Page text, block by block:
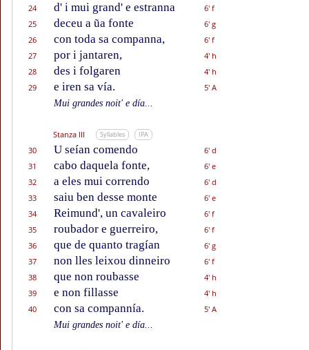
24
d' i mui grand' e estranna
6' f
25
deceu a ũa fonte
6' g
26
con toda sa companna,
6' f
27
por i jantaren,
4' h
28
des i folgaren
4' h
29
e iren sa vía.
5' A
Mui grandes noit' e día...
Stanza III Syllables IPA
30 U seían comendo
6' d
31
cabo daquela fonte,
6' e
32
a eles mui correndo
6' d
33
saiu ben desse monte
6' e
34
Reimund', un cavaleiro
6' f
35
roubador e guerreiro,
6' f
36
que de quanto tragían
6' g
37
non lles leixou dinneiro
6' f
38
que non roubasse
4' h
39
e non fillasse
4' h
40
con sa compannía.
5' A
Mui grandes noit' e día...